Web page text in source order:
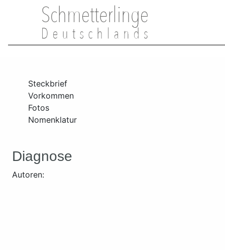
Steckbrief
Vorkommen
Fotos
Nomenklatur
Diagnose
Autoren: